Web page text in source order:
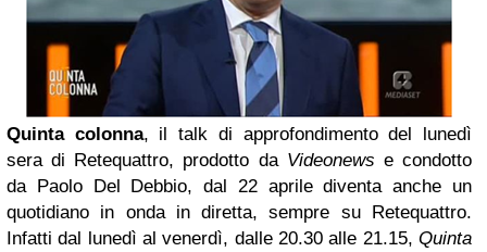
Quinta colonna, il talk di approfondimento del lunedì
sera di Retequattro, prodotto da Videonews e condotto
da Paolo Del Debbio, dal 22 aprile diventa anche un
quotidiano in onda in diretta, sempre su Retequattro.
Infatti dal lunedì al venerdì, dalle 20.30 alle 21.15, Quinta